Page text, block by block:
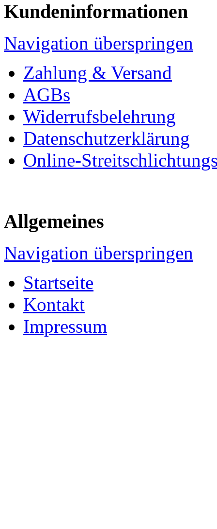
Kundeninformationen
Navigation überspringen
Zahlung & Versand
AGBs
Widerrufsbelehrung
Datenschutzerklärung
Online-
Allgemeines
Navigation überspringen
Startseite
Kontakt
Impressum